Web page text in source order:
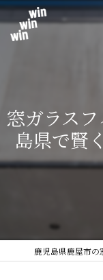
窓ガラス
島県で賢